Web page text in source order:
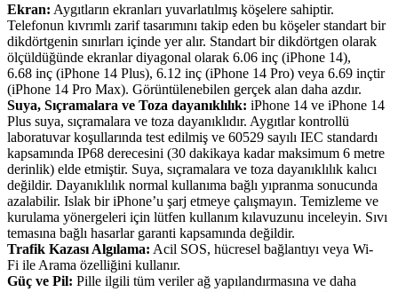
Ekran: Aygıtların ekranları yuvarlatılmış köşelere sahiptir.
Telefonun kıvrımlı zarif tasarımını takip eden bu köşeler standart bir
dikdörtgenin sınırları içinde yer alır. Standart bir dikdörtgen olarak
ölçüldüğünde ekranlar diyagonal olarak 6.06 inç (iPhone 14),
6.68 inç (iPhone 14 Plus), 6.12 inç (iPhone 14 Pro) veya 6.69 inçtir
(iPhone 14 Pro Max). Görüntülenebilen gerçek alan daha azdır.
Suya, Sıçramalara ve Toza dayanıklılık: iPhone 14 ve iPhone 14
Plus suya, sıçramalara ve toza dayanıklıdır. Aygıtlar kontrollü
laboratuvar koşullarında test edilmiş ve 60529 sayılı IEC standardı
kapsamında IP68 derecesini (30 dakikaya kadar maksimum 6 metre
derinlik) elde etmiştir. Suya, sıçramalara ve toza dayanıklılık kalıcı
değildir. Dayanıklılık normal kullanıma bağlı yıpranma sonucunda
azalabilir. Islak bir iPhone’u şarj etmeye çalışmayın. Temizleme ve
kurulama yönergeleri için lütfen kullanım kılavuzunu inceleyin. Sıvı
temasına bağlı hasarlar garanti kapsamında değildir.
Trafik Kazası Algılama: Acil SOS, hücresel bağlantıyı veya Wi-
Fi ile Arama özelliğini kullanır.
Güç ve Pil: Pille ilgili tüm veriler ağ yapılandırmasına ve daha